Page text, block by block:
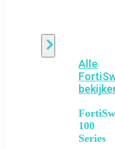
Alle
100
Series